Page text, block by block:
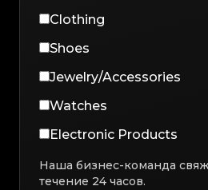
Clothing
Shoes
Jewelry/Accessories
Watches
Electronic Products
Наша бизнес-команда
течение 24 часов.